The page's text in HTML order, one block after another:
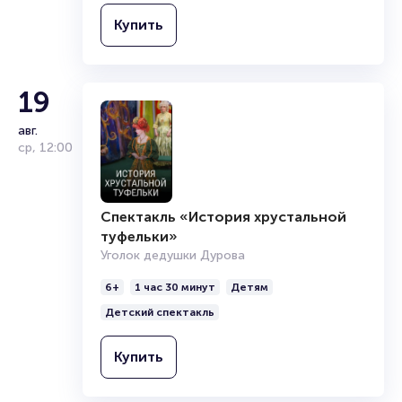
Организаторам
Купить
19
авг.
ср, 12:00
Спектакль «История хрустальной
туфельки»
Уголок дедушки Дурова
6+ 1 час 30 минут
Детям
Детский спектакль
Купить